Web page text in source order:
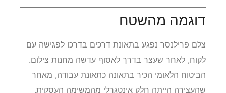
– עדיין ניתן להכיר בה כתאונת עבודה.
דוגמה מהשטח
צלם פרילנסר נפגע בתאונת דרכים בדרכו לפגישה עם
לקוח, לאחר שעצר בדרך לאסוף עדשה מחנות צילום.